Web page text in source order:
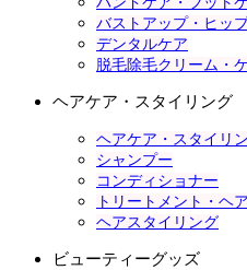
バストアップ・ヒッ
デンタルケア
脱毛除毛クリーム・
ヘアケア・スタイリング
ヘアケア・スタイリ
シャンプー
コンディショナー
トリートメント・ヘ
ヘアスタイリング
ビューティーグッズ